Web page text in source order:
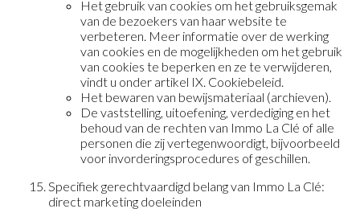
Het gebruik van cookies om het gebruiksgemak
van de bezoekers van haar website te
verbeteren. Meer informatie over de werking
van cookies en de mogelijkheden om het gebruik
van cookies te beperken en ze te verwijderen,
vindt u onder artikel IX. Cookiebeleid.
Het bewaren van bewijsmateriaal (archieven).
De vaststelling, uitoefening, verdediging en het
behoud van de rechten van Immo La Clé of alle
personen die zij vertegenwoordigt, bijvoorbeeld
voor invorderingsprocedures of geschillen.
Specifiek gerechtvaardigd belang van Immo La Clé:
direct marketing doeleinden